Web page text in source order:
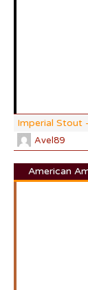
Imperial Stout
Avel89
American